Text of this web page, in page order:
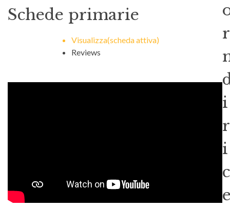
r
i
r
i
c
Schede primarie
Visualizza(scheda attiva)
Reviews